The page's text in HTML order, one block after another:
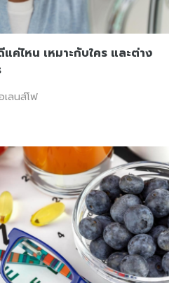
ค่ไหน เหมาะกับใคร และต่าง
เลนส์โฟ